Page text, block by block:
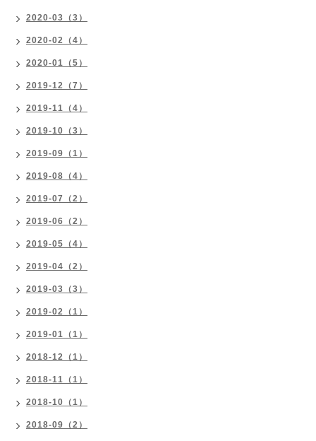
2020-03（3）
2020-02（4）
2020-01（5）
2019-12（7）
2019-11（4）
2019-10（3）
2019-09（1）
2019-08（4）
2019-07（2）
2019-06（2）
2019-05（4）
2019-04（2）
2019-03（3）
2019-02（1）
2019-01（1）
2018-12（1）
2018-11（1）
2018-10（1）
2018-09（2）